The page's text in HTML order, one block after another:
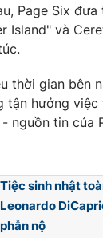
VTV Thể
Page Six
Island" và
thời gian bên
tận hưởng việc
nguồn tin của
Tiệc sinh nhật
Leonardo
phẫn nộ